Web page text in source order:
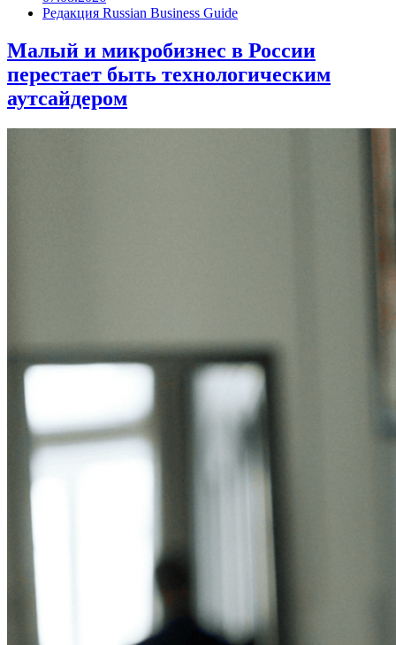
Редакция Russian Business Guide
Малый и микробизнес в России
перестает быть технологическим
аутсайдером